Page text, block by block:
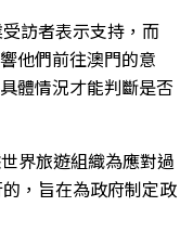
訪者表示支持，而
他們前往澳門的意
體情況才能判斷是否
界旅遊組織為應對過
，旨在為政府制定政